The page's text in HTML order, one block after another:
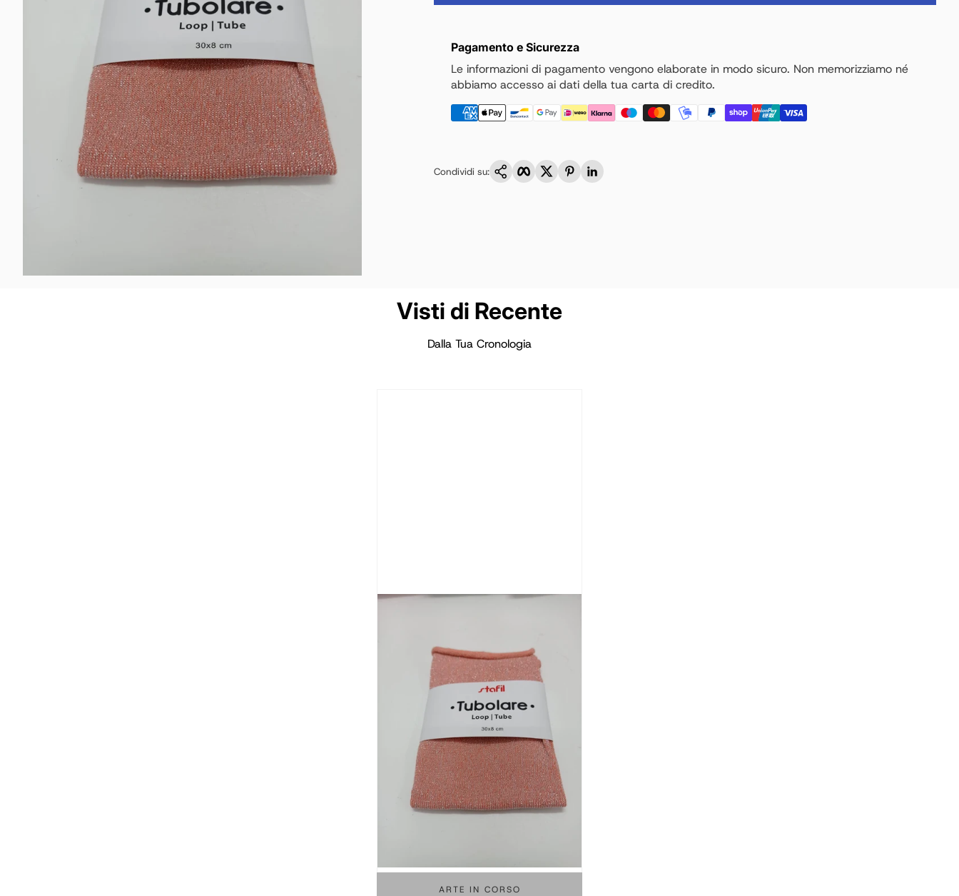
Pagamento e Sicurezza
Le informazioni di pagamento vengono elaborate in modo sicuro. Non memorizziamo né
abbiamo accesso ai dati della tua carta di credito.
Condividi su:
Copia linkFacebook
TwitterPinterestLinkedIn
Visti di Recente
Dalla Tua Cronologia
ARTE IN CORSO